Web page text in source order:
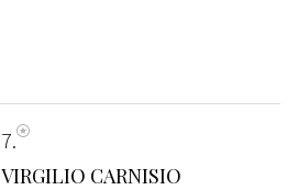
7
VIRGILIO CARNISIO